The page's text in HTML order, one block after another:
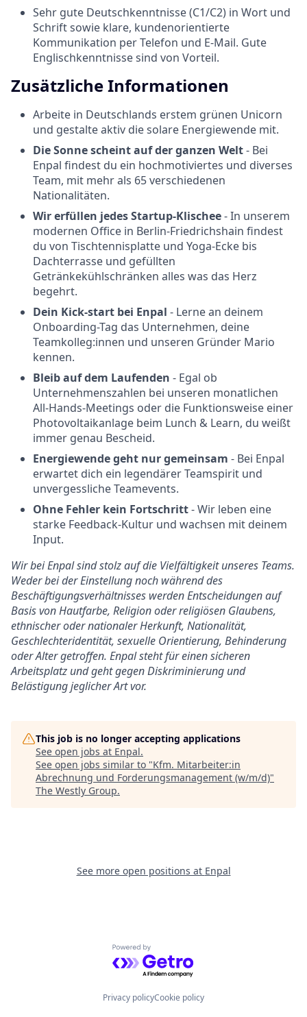
Sehr gute Deutschkenntnisse (C1/C2) in Wort und
Schrift sowie klare, kundenorientierte
Kommunikation per Telefon und E-Mail. Gute
Englischkenntnisse sind von Vorteil.
Zusätzliche Informationen
Arbeite in Deutschlands erstem grünen Unicorn
und gestalte aktiv die solare Energiewende mit.
Die Sonne scheint auf der ganzen Welt- Bei
Enpal findest du ein hochmotiviertes und diverses
Team, mit mehr als 65 verschiedenen
Nationalitäten.
Wir erfüllen jedes Startup-Klischee- In unserem
modernen Office in Berlin-Friedrichshain findest
du von Tischtennisplatte und Yoga-Ecke bis
Dachterrasse und gefüllten
Getränkekühlschränken alles was das Herz
begehrt.
Dein Kick-start bei Enpal - Lerne an deinem
Onboarding-Tag das Unternehmen, deine
Teamkolleg:innen und unseren Gründer Mario
kennen.
Bleib auf dem Laufenden - Egal ob
Unternehmenszahlen bei unseren monatlichen
All-Hands-Meetings oder die Funktionsweise einer
Photovoltaikanlage beim Lunch & Learn, du weißt
immer genau Bescheid.
Energiewende geht nur gemeinsam - Bei Enpal
erwartet dich ein legendärer Teamspirit und
unvergessliche Teamevents.
Ohne Fehler kein Fortschritt- Wir leben eine
starke Feedback-Kultur und wachsen mit deinem
Input.
Wir bei Enpal sind stolz auf die Vielfältigkeit unseres Teams.
Weder bei der Einstellung noch während des
Beschäftigungsverhältnisses werden Entscheidungen auf
Basis von Hautfarbe, Religion oder religiösen Glaubens,
ethnischer oder nationaler Herkunft, Nationalität,
Geschlechteridentität, sexuelle Orientierung, Behinderung
oder Alter getroffen. Enpal steht für einen sicheren
Arbeitsplatz und geht gegen Diskriminierung und
Belästigung jeglicher Art vor.
This job is no longer accepting applications
See open jobs at Enpal.
See open jobs similar to "Kfm. Mitarbeiter:in
Abrechnung und Forderungsmanagement (w/m/d)"
The Westly Group.
See more open positions at Enpal
Powered by Getro.com
Privacy policyCookie policy